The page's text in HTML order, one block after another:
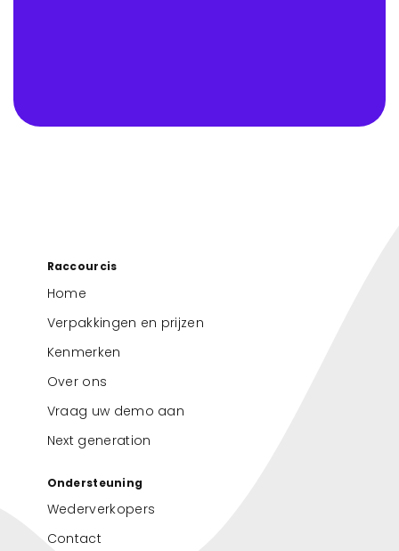
Raccourcis
Home
Verpakkingen en prijzen
Kenmerken
Over ons
Vraag uw demo aan
Next generation
Ondersteuning
Wederverkopers
Contact